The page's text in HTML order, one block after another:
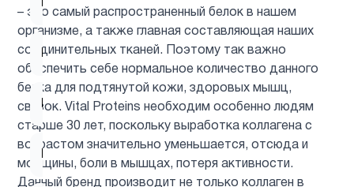
– это самый распространенный белок в нашем
организме, а также главная составляющая наших
соединительных тканей. Поэтому так важно
обеспечить себе нормальное количество данного
белка для подтянутой кожи, здоровых мышц,
связок. Vital Proteins необходим особенно людям
старше 30 лет, поскольку выработка коллагена с
возрастом значительно уменьшается, отсюда и
морщины, боли в мышцах, потеря активности.
Данный бренд производит не только коллаген в
Коллагены 15
Красота 2